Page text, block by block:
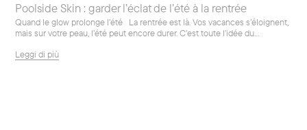
Poolside Skin : garder l’éclat de l’été à la rentrée
Quand le glow prolonge l’été La rentrée est là. Vos vacances s’éloignent,
mais sur votre peau, l’été peut encore durer. C’est toute l’idée du...
Leggi di più